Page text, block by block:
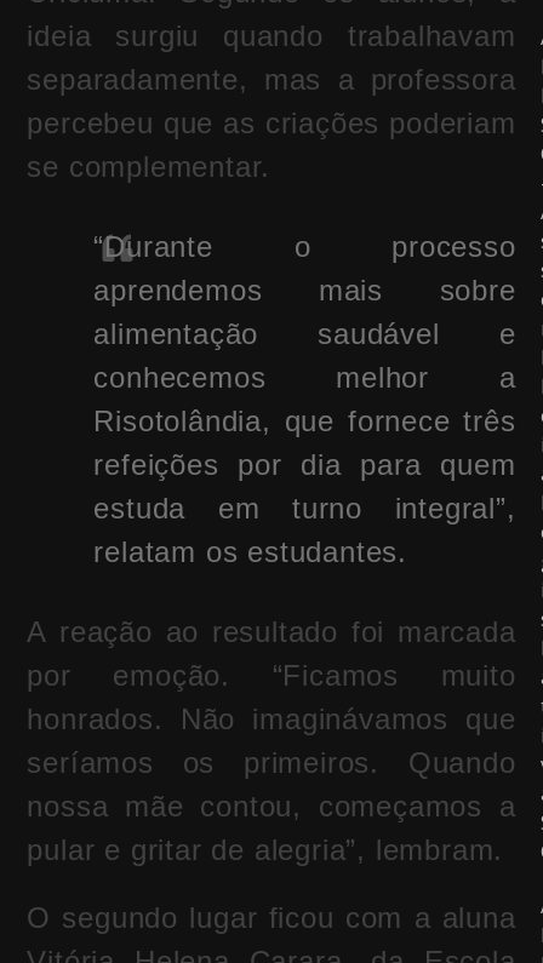
ideia surgiu quando trabalhavam
separadamente, mas a professora
percebeu que as criações poderiam
se complementar.
“Durante o processo
aprendemos mais sobre
alimentação saudável e
conhecemos melhor a
Risotolândia, que fornece três
refeições por dia para quem
estuda em turno integral”,
relatam os estudantes.
A reação ao resultado foi marcada
por emoção. “Ficamos muito
honrados. Não imaginávamos que
seríamos os primeiros. Quando
nossa mãe contou, começamos a
pular e gritar de alegria”, lembram.
O segundo lugar ficou com a aluna